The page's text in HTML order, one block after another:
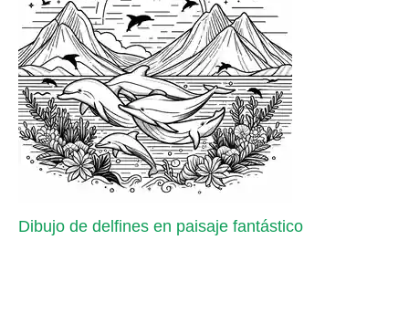
Dibujo de delfines en paisaje fantástico